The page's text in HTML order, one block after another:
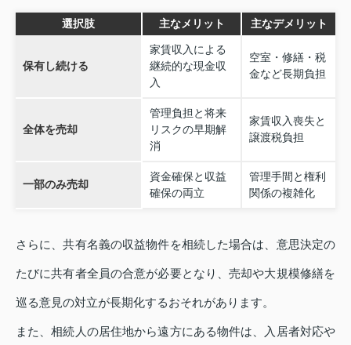
選択肢 主なメリット 主なデメリット
保有し続ける
家賃収入による
継続的な現金収
入
空室・修繕・税
金など長期負担
全体を売却
管理負担と将来
リスクの早期解
消
家賃収入喪失と
譲渡税負担
一部のみ売却
資金確保と収益
確保の両立
管理手間と権利
関係の複雑化
さらに、共有名義の収益物件を相続した場合は、意思決定の
たびに共有者全員の合意が必要となり、売却や大規模修繕を
巡る意見の対立が長期化するおそれがあります。
また、相続人の居住地から遠方にある物件は、入居者対応や